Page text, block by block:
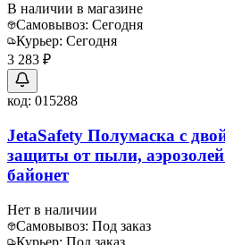
В наличии в магазине
Самовывоз: Сегодня
Курьер: Сегодня
3 283 ₽
код: 015288
JetaSafety Полумаска с
защиты от пыли, аэрозолей
байонет
Нет в наличии
Самовывоз: Под заказ
Курьер: Под заказ